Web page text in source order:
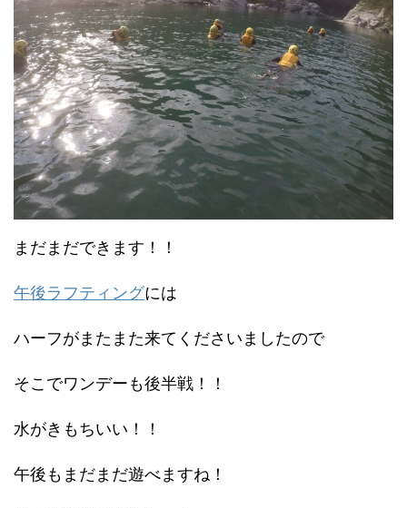
まだまだできます！！
午後ラフティングには
ハーフがまたまた来てくださいましたので
そこでワンデーも後半戦！！
水がきもちいい！！
午後もまだまだ遊べますね！